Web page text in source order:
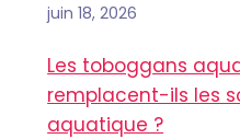
juin 18, 2026
Les toboggans
remplacent-ils les
aquatique ?